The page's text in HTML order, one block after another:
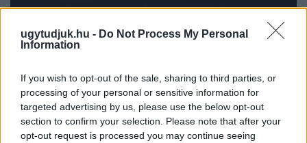
ugytudjuk.hu - Do Not Process My Personal
Information
If you wish to opt-out of the sale, sharing to third parties, or
processing of your personal or sensitive information for
targeted advertising by us, please use the below opt-out
section to confirm your selection. Please note that after your
opt-out request is processed you may continue seeing